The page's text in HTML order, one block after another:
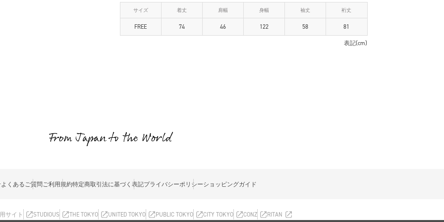
サイズ 着丈 肩幅 身幅 袖丈 裄丈
FREE 74 46 122 58 81
表記(cm)
よくあるご質問ご利用規約特定商取引法に基づく表記プライバシーポリシーショッピングガイド
サイト STUDIOUS THE TOKYO UNITED TOKYO PUBLIC TOKYO CITY TOKYO CONZ RITAN